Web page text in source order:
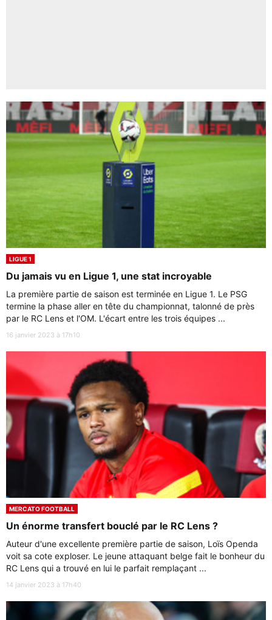
LIGUE 1
Du jamais vu en Ligue 1, une stat incroyable
La première partie de saison est terminée en Ligue 1. Le PSG
termine la phase aller en tête du championnat, talonné de près
par le RC Lens et l'OM. L'écart entre les trois équipes ...
16 janvier 2023 à 17h10
MERCATO FOOTBALL
Un énorme transfert bouclé par le RC Lens ?
Auteur d'une excellente première partie de saison, Loïs Openda
voit sa cote exploser. Le jeune attaquant belge fait le bonheur du
RC Lens qui a trouvé en lui le parfait remplaçant ...
14 janvier 2023 à 17h40